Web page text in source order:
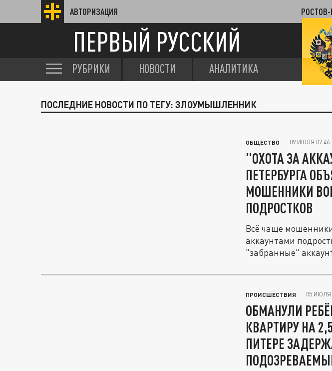
АВТОРИЗАЦИЯ
ПЕРВЫЙ РУССКИЙ
РУБРИКИ НОВОСТИ АНАЛИТИКА
ПОСЛЕДНИЕ НОВОСТИ ПО ТЕГУ: ЗЛОУМЫШЛЕННИК
ОБЩЕСТВО 09 ИЮЛЯ 07:46
"ОХОТА ЗА
ПЕТЕРБУРГА
МОШЕННИКИ
ПОДРОСТКОВ
Всё чаще
аккаунтами
"забранные"
ПРОИСШЕСТВИЯ 05 ИЮЛЯ
ОБМАНУЛИ
КВАРТИРУ НА
ПИТЕРЕ